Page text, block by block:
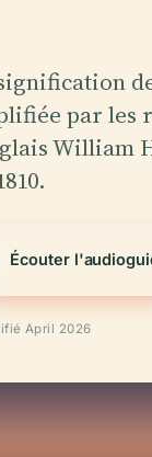
par les
William
Écouter
April 2026